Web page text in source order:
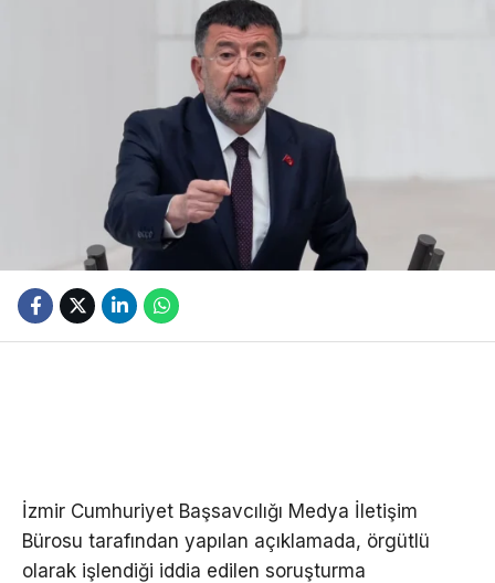
İzmir Cumhuriyet Başsavcılığı Medya İletişim
Bürosu tarafından yapılan açıklamada, örgütlü
olarak işlendiği iddia edilen soruşturma